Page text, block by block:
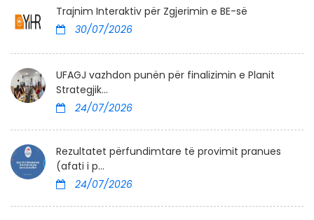
Trajnim Interaktiv për Zgjerimin e BE-së
30/07/2026
UFAGJ vazhdon punën për finalizimin e Planit
Strategjik...
24/07/2026
Rezultatet përfundimtare të provimit pranues
(afati i p...
24/07/2026